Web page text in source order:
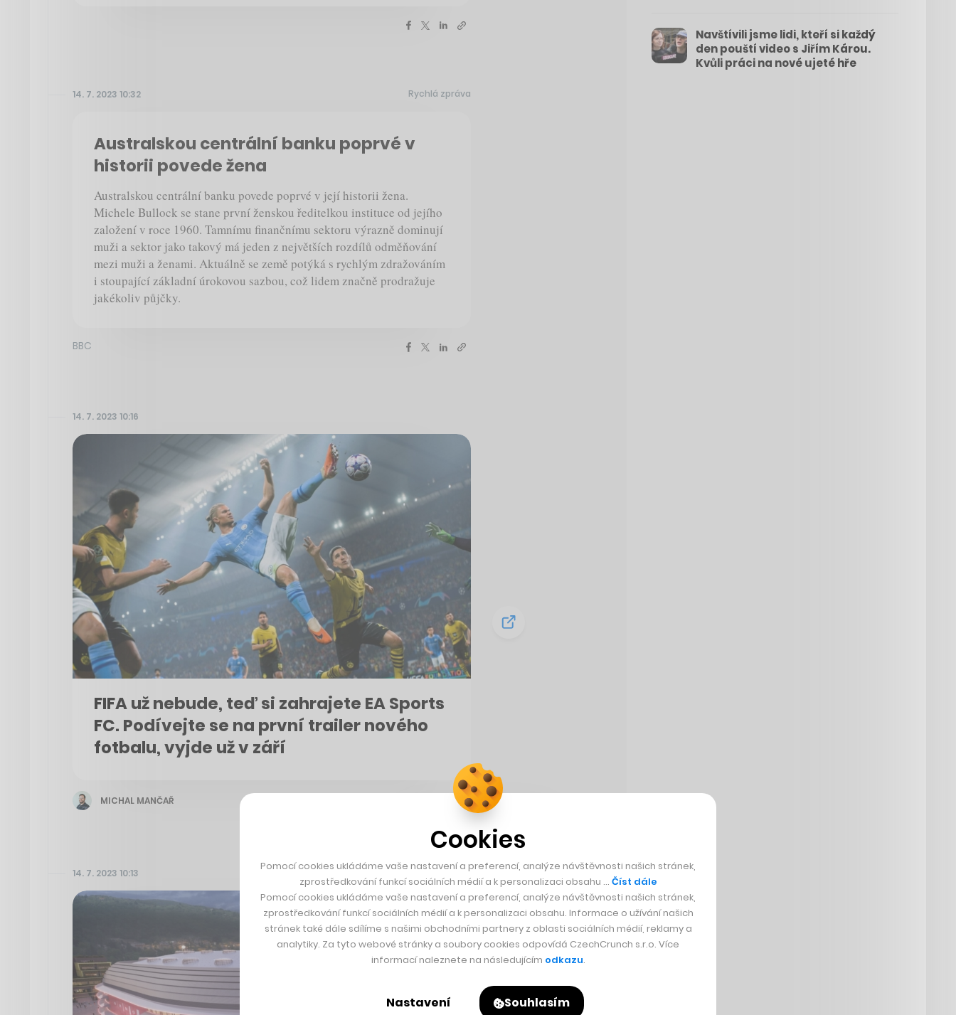
14. 7. 2023 10:32 Rychlá zpráva
Australskou centrální banku poprvé v
historii povede žena
Australskou centrální banku povede poprvé v její historii žena.
Michele Bullock se stane první ženskou ředitelkou instituce od jejího
založení v roce 1960. Tamnímu finančnímu sektoru výrazně dominují
muži a sektor jako takový má jeden z největších rozdílů odměňování
mezi muži a ženami. Aktuálně se země potýká s rychlým zdražováním
i stoupající základní úrokovou sazbou, což lidem značně prodražuje
jakékoliv půjčky.
BBC
14. 7. 2023 10:16
FIFA už nebude, teď si zahrajete EA Sports
FC. Podívejte se na první trailer nového
fotbalu, vyjde už v září
MICHAL MANČAŘ
14. 7. 2023 10:13
Navštívili jsme lidi, kteří si každý
den pouští video s Jiřím Károu.
Kvůli práci na nové ujeté hře
Cookies
Pomocí cookies ukládáme vaše nastavení a preferencí, analýze návštěvnosti našich stránek,
zprostředkování funkcí sociálních médií a k personalizaci obsahu … Číst dále
Pomocí cookies ukládáme vaše nastavení a preferencí, analýze návštěvnosti našich stránek,
zprostředkování funkcí sociálních médií a k personalizaci obsahu. Informace o užívání našich
stránek také dále sdílíme s našimi obchodními partnery z oblasti sociálních médií, reklamy a
analytiky. Za tyto webové stránky a soubory cookies odpovídá CzechCrunch s.r.o. Více
informací naleznete na následujícím odkazu.
Nastavení Souhlasím